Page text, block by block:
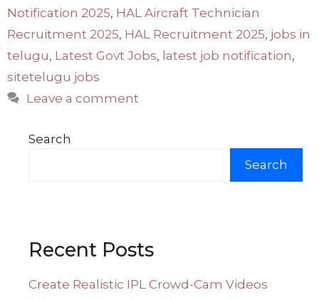
Notification 2025, HAL Aircraft Technician
Recruitment 2025, HAL Recruitment 2025, jobs in
telugu, Latest Govt Jobs, latest job notification,
sitetelugu jobs
Leave a comment
Search
Search
Recent Posts
Create Realistic IPL Crowd-Cam Videos